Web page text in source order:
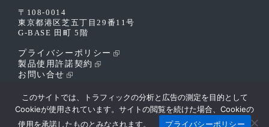
〒108-0014
東京都港区芝五丁目29番11号
G-BASE 田町 5階
プライバシーポリシー
製品使用許諾契約
お問い合せ
このサイトでは、トラフィックの分析と広告の測定を目的として
Cookieが使用されています。サイトの閲覧を続けた場合、Cookieの
使用を承諾したものとみなされます。
プライバシーポリシー